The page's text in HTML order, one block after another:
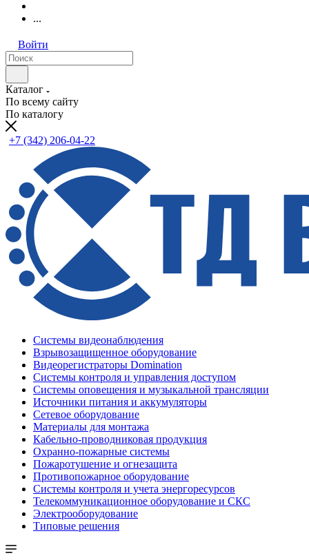
...
Войти
Каталог
По всему сайту
По каталогу
+7 (342) 206-04-22
Системы видеонаблюдения
Взрывозащищенное оборудование
Видеорегистраторы Domination
Системы контроля и управления доступом
Системы оповещения и музыкальной трансляции
Источники питания и аккумуляторы
Сетевое оборудование
Материалы для монтажа
Кабельно-проводниковая продукция
Охранно-пожарные системы
Пожаротушение и огнезащита
Противопожарное оборудование
Системы контроля и учета энергоресурсов
Телекоммуникационное оборудование и СКС
Электрооборудование
Типовые решения